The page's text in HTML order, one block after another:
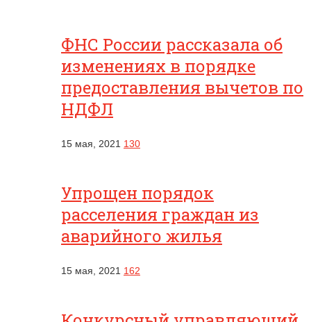
ФНС России рассказала об
изменениях в порядке
предоставления вычетов по
НДФЛ
15 мая, 2021 130
Упрощен порядок
расселения граждан из
аварийного жилья
15 мая, 2021 162